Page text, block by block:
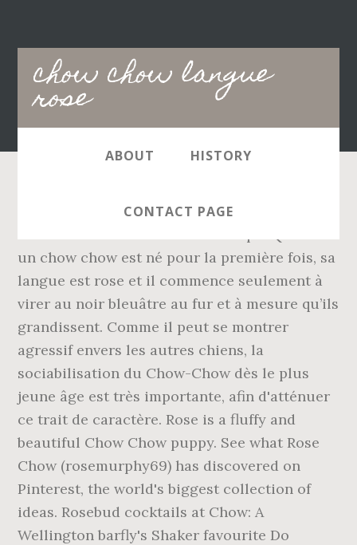
chow chow langue
rose
Main
navigation
ABOUT HISTORY
CONTACT PAGE
In this recipe post, I am sharing the Easy
un chow chow est né pour la première fois, sa
langue est rose et il commence seulement à
virer au noir bleuâtre au fur et à mesure qu’ils
grandissent. Comme il peut se montrer
agressif envers les autres chiens, la
sociabilisation du Chow-Chow dès le plus
jeune âge est très importante, afin d'atténuer
ce trait de caractère. Rose is a fluffy and
beautiful Chow Chow puppy. See what Rose
Chow (rosemurphy69) has discovered on
Pinterest, the world's biggest collection of
ideas. Rosebud cocktails at Chow: A
Wellington barfly's Shaker favourite Do